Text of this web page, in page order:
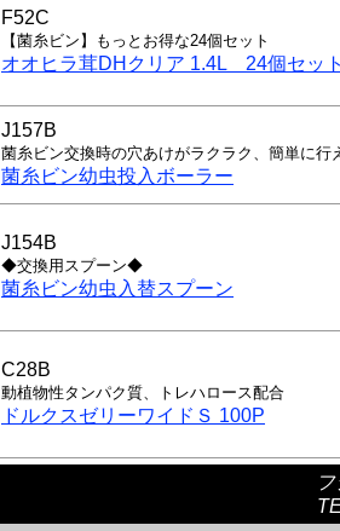
F52C
【菌糸ビン】もっとお得な24個セット
オオヒラ茸DHクリア 1.4L 24個セッ
J157B
菌糸ビン交換時の穴あけがラクラク、簡単に行
菌糸ビン幼虫投入ボーラー
J154B
◆交換用スプーン◆
菌糸ビン幼虫入替スプーン
C28B
動植物性タンパク質、トレハロース配合
ドルクスゼリーワイドＳ 100P